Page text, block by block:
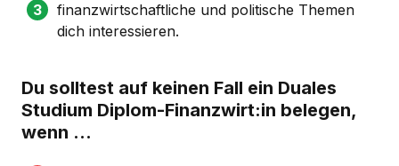
finanzwirtschaftliche und politische Themen
dich interessieren.
Du solltest auf keinen Fall ein Duales
Studium Diplom-Finanzwirt:in belegen,
wenn …